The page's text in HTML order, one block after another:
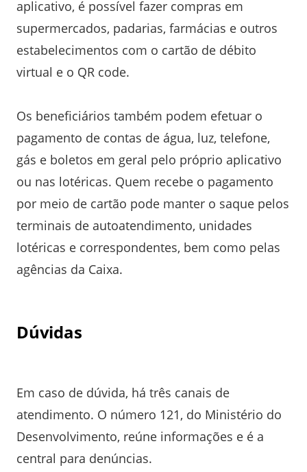
aplicativo, é possível fazer compras em
supermercados, padarias, farmácias e outros
estabelecimentos com o cartão de débito
virtual e o QR code.
Os beneficiários também podem efetuar o
pagamento de contas de água, luz, telefone,
gás e boletos em geral pelo próprio aplicativo
ou nas lotéricas. Quem recebe o pagamento
por meio de cartão pode manter o saque pelos
terminais de autoatendimento, unidades
lotéricas e correspondentes, bem como pelas
agências da Caixa.
Dúvidas
Em caso de dúvida, há três canais de
atendimento. O número 121, do Ministério do
Desenvolvimento, reúne informações e é a
central para denúncias.